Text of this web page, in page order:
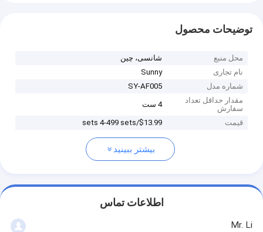
توضیحات محصول
محل منبع
شانسی، چین
نام تجاری
Sunny
شماره مدل
SY-AF005
مقدار حداقل تعداد
سفارش
4 ست
قیمت $13.99/sets 4-499 sets
بیشتر ببینید
اطلاعات تماس
Mr. Li